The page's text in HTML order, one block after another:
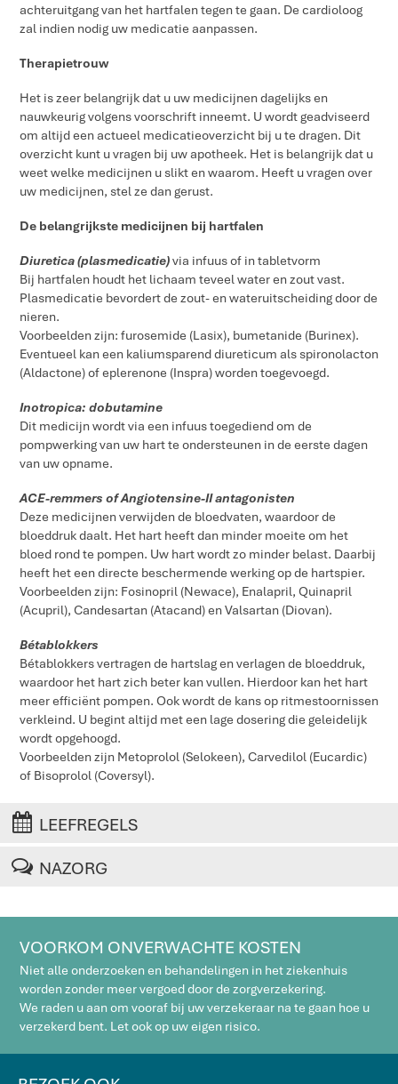
achteruitgang van het hartfalen tegen te gaan. De cardioloog
zal indien nodig uw medicatie aanpassen.
Therapietrouw
Het is zeer belangrijk dat u uw medicijnen dagelijks en
nauwkeurig volgens voorschrift inneemt. U wordt geadviseerd
om altijd een actueel medicatieoverzicht bij u te dragen. Dit
overzicht kunt u vragen bij uw apotheek. Het is belangrijk dat u
weet welke medicijnen u slikt en waarom. Heeft u vragen over
uw medicijnen, stel ze dan gerust.
De belangrijkste medicijnen bij hartfalen
Diuretica (plasmedicatie)via infuus of in tabletvorm
Bij hartfalen houdt het lichaam teveel water en zout vast.
Plasmedicatie bevordert de zout- en wateruitscheiding door de
nieren.
Voorbeelden zijn: furosemide (Lasix), bumetanide (Burinex).
Eventueel kan een kaliumsparend diureticum als spironolacton
(Aldactone) of eplerenone (Inspra) worden toegevoegd.
Inotropica: dobutamine
Dit medicijn wordt via een infuus toegediend om de
pompwerking van uw hart te ondersteunen in de eerste dagen
van uw opname.
ACE-remmers of Angiotensine-II antagonisten
Deze medicijnen verwijden de bloedvaten, waardoor de
bloeddruk daalt. Het hart heeft dan minder moeite om het
bloed rond te pompen. Uw hart wordt zo minder belast. Daarbij
heeft het een directe beschermende werking op de hartspier.
Voorbeelden zijn: Fosinopril (Newace), Enalapril, Quinapril
(Acupril), Candesartan (Atacand) en Valsartan (Diovan).
Bétablokkers
Bétablokkers vertragen de hartslag en verlagen de bloeddruk,
waardoor het hart zich beter kan vullen. Hierdoor kan het hart
meer efficiënt pompen. Ook wordt de kans op ritmestoornissen
verkleind. U begint altijd met een lage dosering die geleidelijk
wordt opgehoogd.
Voorbeelden zijn Metoprolol (Selokeen), Carvedilol (Eucardic)
of Bisoprolol (Coversyl).
LEEFREGELS
NAZORG
VOORKOM ONVERWACHTE KOSTEN
Niet alle onderzoeken en behandelingen in het ziekenhuis
worden zonder meer vergoed door de zorgverzekering.
We raden u aan om vooraf bij uw verzekeraar na te gaan hoe u
verzekerd bent. Let ook op uw eigen risico.